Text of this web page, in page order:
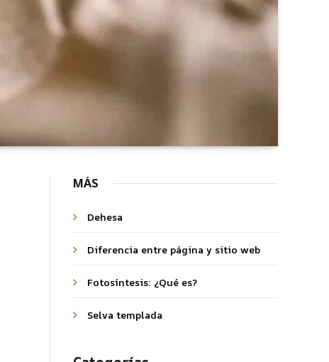
MÁS
Dehesa
Diferencia entre página y sitio web
Fotosíntesis: ¿Qué es?
Selva templada